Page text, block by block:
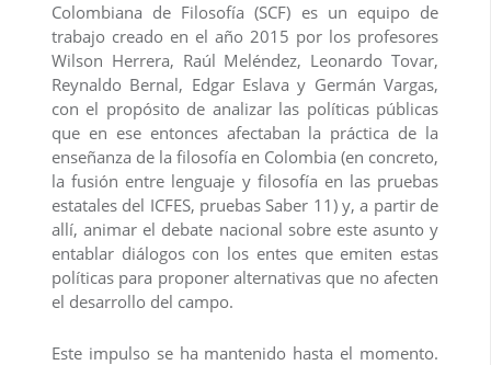
Colombiana de Filosofía (SCF) es un equipo de
trabajo creado en el año 2015 por los profesores
Wilson Herrera, Raúl Meléndez, Leonardo Tovar,
Reynaldo Bernal, Edgar Eslava y Germán Vargas,
con el propósito de analizar las políticas públicas
que en ese entonces afectaban la práctica de la
enseñanza de la filosofía en Colombia (en concreto,
la fusión entre lenguaje y filosofía en las pruebas
estatales del ICFES, pruebas Saber 11) y, a partir de
allí, animar el debate nacional sobre este asunto y
entablar diálogos con los entes que emiten estas
políticas para proponer alternativas que no afecten
el desarrollo del campo.
Este impulso se ha mantenido hasta el momento.